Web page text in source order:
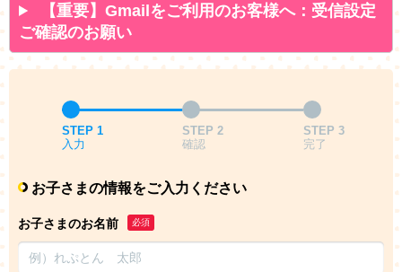
【重要】Gmailをご利用のお客様へ：受信設定
ご確認のお願い
STEP 1
入力
STEP 2
確認
STEP 3
完了
お子さまの情報をご入力ください
お子さまのお名前 必須